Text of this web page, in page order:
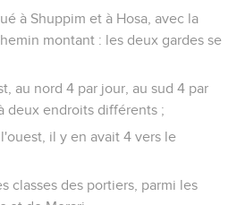
à Shuppim et à Hosa, avec la
montant : les deux gardes se
au nord 4 par jour, au sud 4 par
deux endroits différents ;
il y en avait 4 vers le
classes des portiers, parmi les